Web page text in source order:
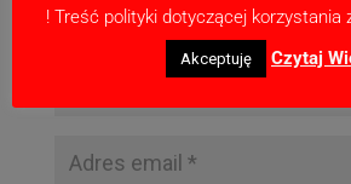
! Treść polityki dotyczącej korzystania
Akceptuję Czytaj